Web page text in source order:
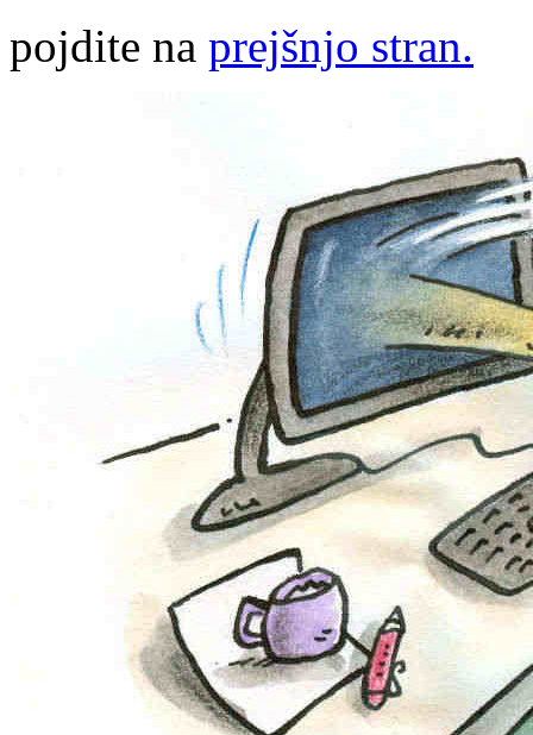
pojdite na prejšnjo stran.